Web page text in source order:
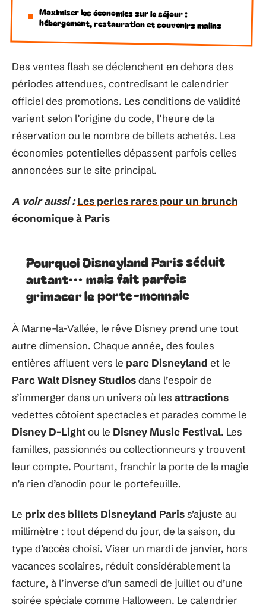
Maximiser les économies sur le séjour :
hébergement, restauration et souvenirs malins
Des ventes flash se déclenchent en dehors des
périodes attendues, contredisant le calendrier
officiel des promotions. Les conditions de validité
varient selon l’origine du code, l’heure de la
réservation ou le nombre de billets achetés. Les
économies potentielles dépassent parfois celles
annoncées sur le site principal.
A voir aussi : Les perles rares pour un brunch
économique à Paris
Pourquoi Disneyland Paris séduit
autant… mais fait parfois
grimacer le porte-monnaie
À Marne-la-Vallée, le rêve Disney prend une tout
autre dimension. Chaque année, des foules
entières affluent vers le parc Disneyland et le
Parc Walt Disney Studiosdans l’espoir de
s’immerger dans un univers où les attractions
vedettes côtoient spectacles et parades comme le
Disney D-Lightou le Disney Music Festival. Les
familles, passionnés ou collectionneurs y trouvent
leur compte. Pourtant, franchir la porte de la magie
n’a rien d’anodin pour le portefeuille.
Le prix des billets Disneyland Pariss’ajuste au
millimètre : tout dépend du jour, de la saison, du
type d’accès choisi. Viser un mardi de janvier, hors
vacances scolaires, réduit considérablement la
facture, à l’inverse d’un samedi de juillet ou d’une
soirée spéciale comme Halloween. Le calendrier